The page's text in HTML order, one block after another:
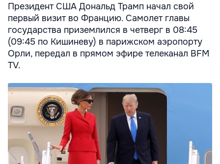
Президент США Дональд Трамп начал свой
первый визит во Францию. Самолет главы
государства приземлился в четверг в 08:45
(09:45 по Кишиневу) в парижском аэропорту
Орли, передал в прямом эфире телеканал BFM
TV.